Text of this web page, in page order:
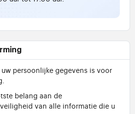
persoonlijke gegevens is voor
belang aan de
van alle informatie die u